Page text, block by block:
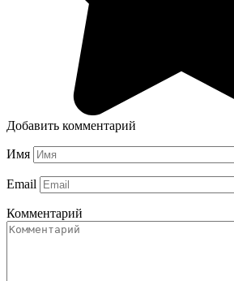
Добавить комментарий
Имя
Email
Комментарий